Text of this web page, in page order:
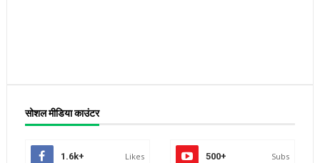
सोशल मीडिया काउंटर
1.6k+ Likes 500+ Subs